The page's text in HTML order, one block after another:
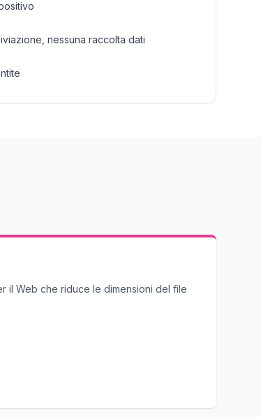
nessuna raccolta dati
il Web che riduce le dimensioni del file